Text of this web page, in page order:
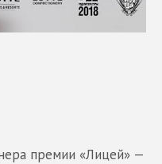
премии «Лицей» —